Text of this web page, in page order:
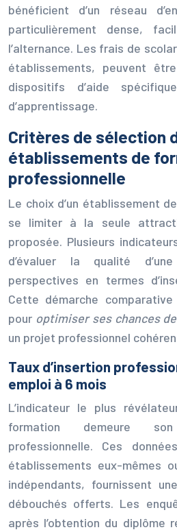
bénéficient d’un réseau
particulièrement dense,
l’alternance. Les frais de
établissements, peuvent
dispositifs d’aide
d’apprentissage.
Critères de sélection
établissements de
professionnelle
Le choix d’un établissement
se limiter à la seule
proposée. Plusieurs
d’évaluer la qualité
perspectives en termes
Cette démarche comparative
pour optimiser ses chances
un projet professionnel
Taux d’insertion
emploi à 6 mois
L’indicateur le plus
formation demeure
professionnelle. Ces
établissements eux-mêmes
indépendants, fournissent
débouchés offerts. Les
après l’obtention du diplôme